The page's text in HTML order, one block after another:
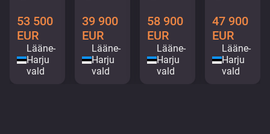
53 500
EUR
Lääne-
Harju
vald
39 900
EUR
Lääne-
Harju
vald
58 900
EUR
Lääne-
Harju
vald
47 900
EUR
Lääne-
Harju
vald